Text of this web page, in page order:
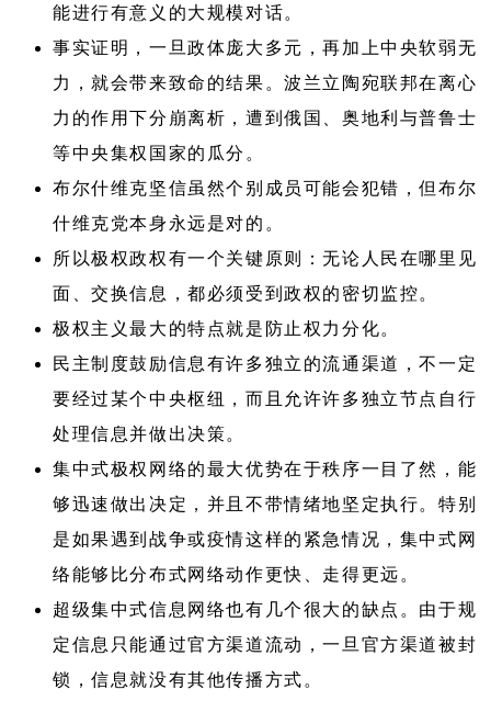
能进行有意义的大规模对话。
事实证明，一旦政体庞大多元，再加上中央软弱无
力，就会带来致命的结果。波兰立陶宛联邦在离心
力的作用下分崩离析，遭到俄国、奥地利与普鲁士
等中央集权国家的瓜分。
布尔什维克坚信虽然个别成员可能会犯错，但布尔
什维克党本身永远是对的。
所以极权政权有一个关键原则：无论人民在哪里见
面、交换信息，都必须受到政权的密切监控。
极权主义最大的特点就是防止权力分化。
民主制度鼓励信息有许多独立的流通渠道，不一定
要经过某个中央枢纽，而且允许许多独立节点自行
处理信息并做出决策。
集中式极权网络的最大优势在于秩序一目了然，能
够迅速做出决定，并且不带情绪地坚定执行。特别
是如果遇到战争或疫情这样的紧急情况，集中式网
络能够比分布式网络动作更快、走得更远。
超级集中式信息网络也有几个很大的缺点。由于规
定信息只能通过官方渠道流动，一旦官方渠道被封
锁，信息就没有其他传播方式。